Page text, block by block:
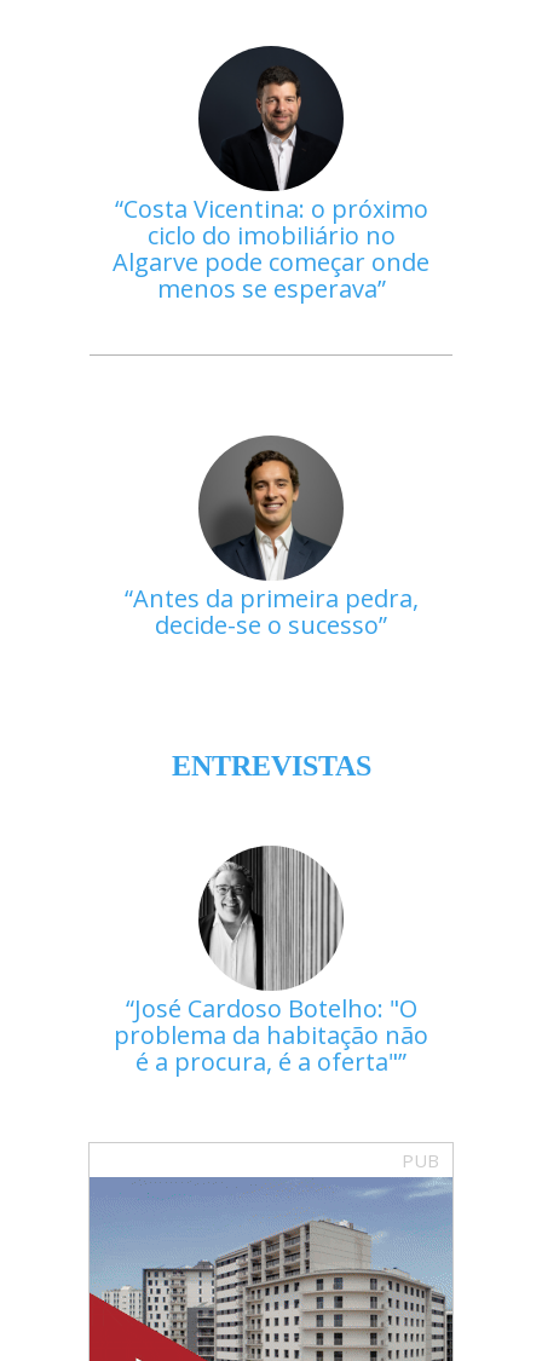
Costa Vicentina: o próximo
ciclo do imobiliário no
Algarve pode começar onde
menos se esperava
Antes da primeira pedra,
decide-se o sucesso
ENTREVISTAS
José Cardoso Botelho: "O
problema da habitação não
é a procura, é a oferta"
PUB